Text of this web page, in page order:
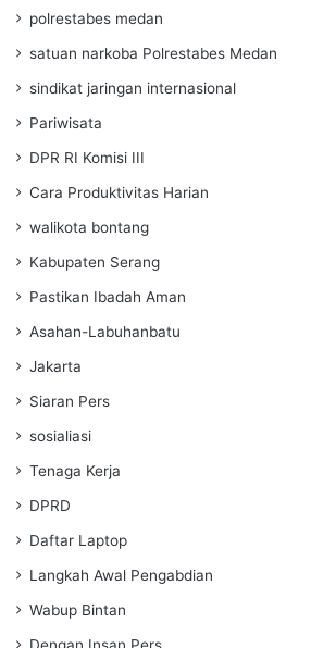
polrestabes medan
satuan narkoba Polrestabes Medan
sindikat jaringan internasional
Pariwisata
DPR RI Komisi III
Cara Produktivitas Harian
walikota bontang
Kabupaten Serang
Pastikan Ibadah Aman
Asahan-Labuhanbatu
Jakarta
Siaran Pers
sosialiasi
Tenaga Kerja
DPRD
Daftar Laptop
Langkah Awal Pengabdian
Wabup Bintan